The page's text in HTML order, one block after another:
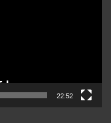
22:52